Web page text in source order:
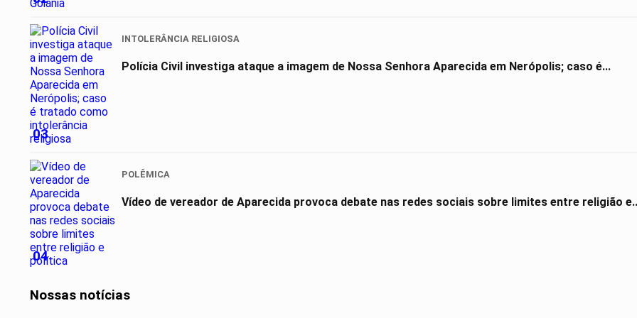
03
INTOLERÂNCIA RELIGIOSA
Polícia Civil investiga ataque a imagem de Nossa Senhora Aparecida em Nerópolis; caso é...
04
POLÊMICA
Vídeo de vereador de Aparecida provoca debate nas redes sociais sobre limites entre religião
Nossas notícias